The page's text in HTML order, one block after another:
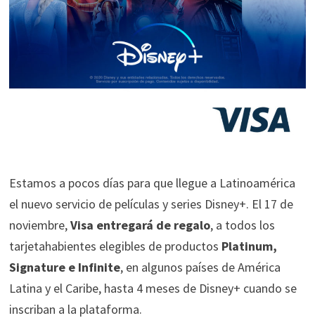
Estamos a pocos días para que llegue a Latinoamérica
el nuevo servicio de películas y series Disney+. El 17 de
noviembre,Visa entregará de regalo, a todos los
tarjetahabientes elegibles de productos Platinum,
Signature e Infinite, en algunos países de América
Latina y el Caribe, hasta 4 meses de Disney+ cuando se
inscriban a la plataforma.